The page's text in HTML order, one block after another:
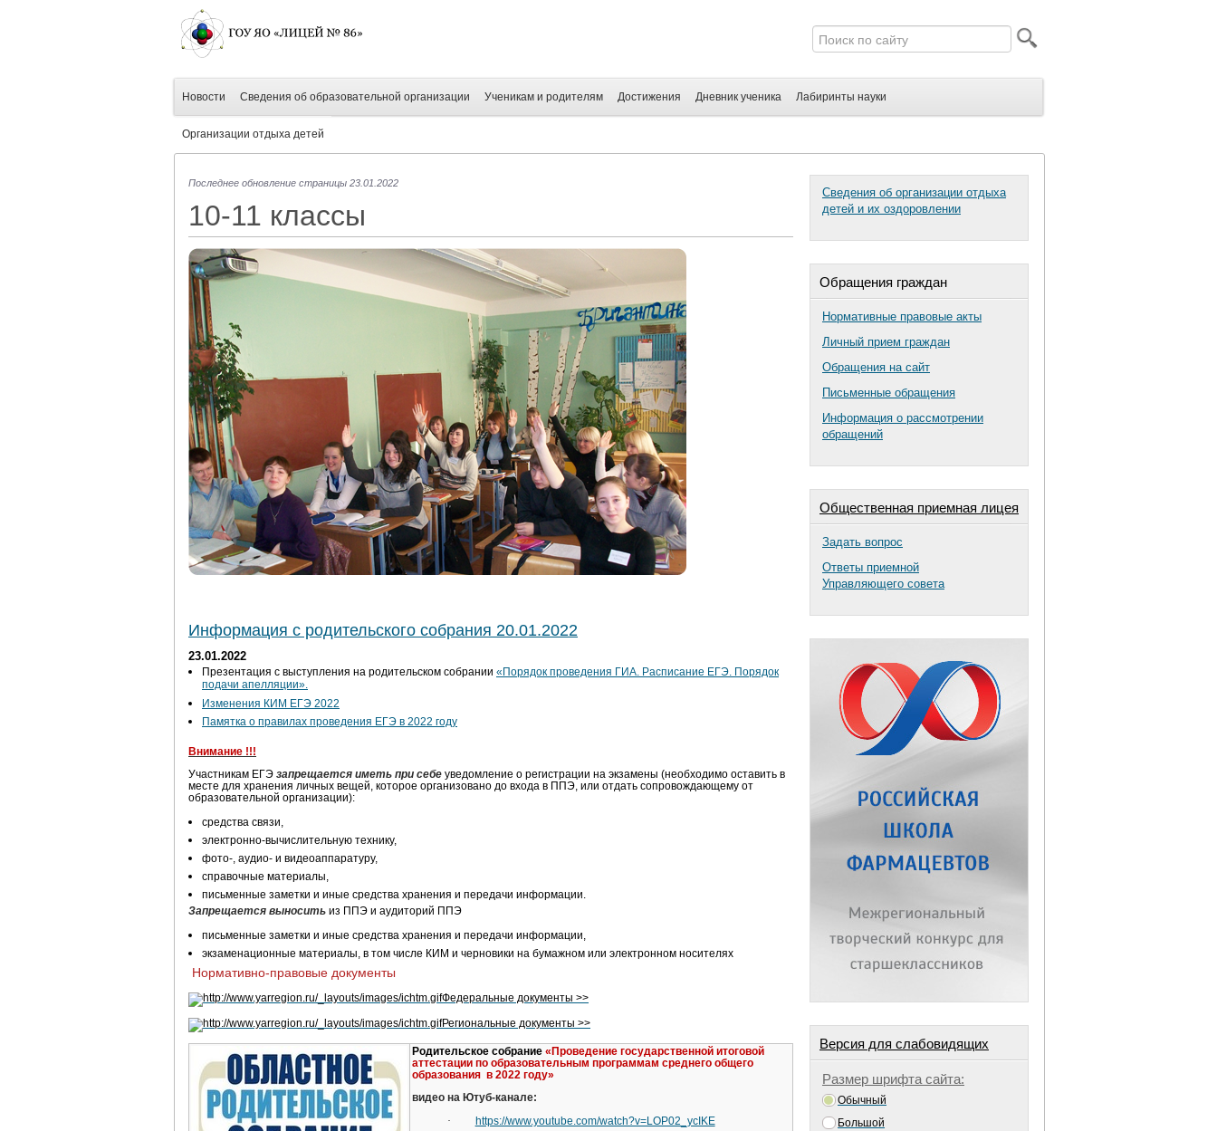
Новости Сведения об образовательной организации Ученикам и родителям Достижения Дневник ученика Лабиринты науки
Организации отдыха детей
Последнее обновление страницы 23.01.2022
10-11 классы
Информация с родительского собрания 20.01.2022
23.01.2022
Презентация с выступления на родительском собрании «Порядок проведения ГИА. Расписание ЕГЭ. Порядок
подачи апелляции».
Изменения КИМ ЕГЭ 2022
Памятка о правилах проведения ЕГЭ в 2022 году
Внимание !!!
Участникам ЕГЭ запрещается иметь при себе уведомление о регистрации на экзамены (необходимо оставить в
месте для хранения личных вещей, которое организовано до входа в ППЭ, или отдать сопровождающему от
образовательной организации):
средства связи,
электронно-вычислительную технику,
фото-, аудио- и видеоаппаратуру,
справочные материалы,
письменные заметки и иные средства хранения и передачи информации.
Запрещается выносить из ППЭ и аудиторий ППЭ
письменные заметки и иные средства хранения и передачи информации,
экзаменационные материалы, в том числе КИМ и черновики на бумажном или электронном носителях
Нормативно-правовые документы
Федеральные документы >>
Региональные документы >>
Родительское собрание «Проведение государственной итоговой
аттестации по образовательным программам среднего общего
образования в 2022 году»
видео на Ютуб-канале:
·
https://www.youtube.com/watch?v=LOP02_ycIKE
Сведения об организации отдыха
детей и их оздоровлении
Обращения граждан
Нормативные правовые акты
Личный прием граждан
Обращения на сайт
Письменные обращения
Информация о рассмотрении
обращений
Общественная приемная лицея
Задать вопрос
Ответы приемной
Управляющего совета
Версия для слабовидящих
Размер шрифта сайта:
Обычный
Большой